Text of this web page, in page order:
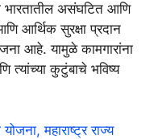
भारतातील असंघटित आणि
आर्थिक सुरक्षा प्रदान
आहे. यामुळे कामगारांना
त्यांच्या कुटुंबाचे भविष्य
महाराष्ट्र राज्य